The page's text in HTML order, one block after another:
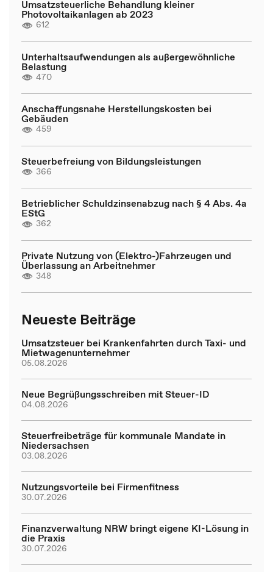
Umsatzsteuerliche Behandlung kleiner
Photovoltaikanlagen ab 2023
612
Unterhaltsaufwendungen als außergewöhnliche
Belastung
470
Anschaffungsnahe Herstellungskosten bei
Gebäuden
459
Steuerbefreiung von Bildungsleistungen
366
Betrieblicher Schuldzinsenabzug nach § 4 Abs. 4a
EStG
362
Private Nutzung von (Elektro-)Fahrzeugen und
Überlassung an Arbeitnehmer
348
Neueste Beiträge
Umsatzsteuer bei Krankenfahrten durch Taxi- und
Mietwagenunternehmer
05.08.2026
Neue Begrüßungsschreiben mit Steuer-ID
04.08.2026
Steuerfreibeträge für kommunale Mandate in
Niedersachsen
03.08.2026
Nutzungsvorteile bei Firmenfitness
30.07.2026
Finanzverwaltung NRW bringt eigene KI-Lösung in
die Praxis
30.07.2026